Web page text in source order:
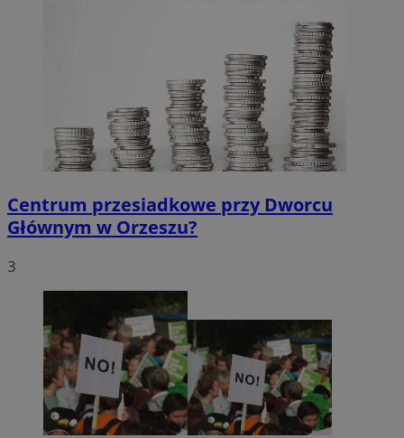
Centrum przesiadkowe przy Dworcu
Głównym w Orzeszu?
3